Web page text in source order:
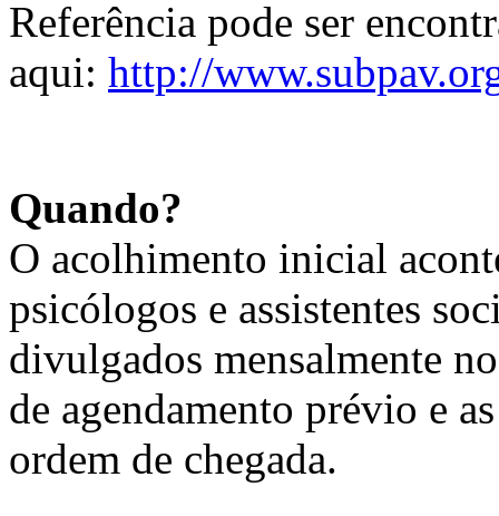
Referência pode ser
aqui: http://
Quando?
O acolhimento inicial
psicólogos e assistentes
divulgados mensalmente
de agendamento prévio e
ordem de chegada.